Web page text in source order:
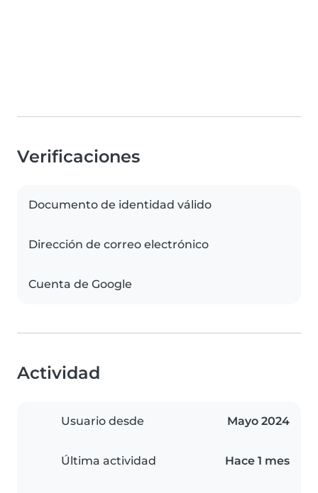
Verificaciones
Documento de identidad válido
Dirección de correo electrónico
Cuenta de Google
Actividad
Usuario desde Mayo 2024
Última actividad Hace 1 mes